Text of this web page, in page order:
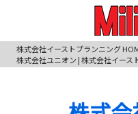
株式会社イーストプランニング
株式会社ユニオン | 株式会社イース